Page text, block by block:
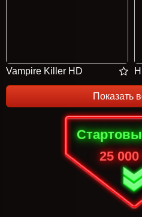
Vampire Killer HD
Показать
25